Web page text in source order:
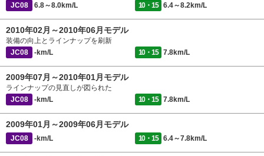
JC08
6.8～8.0km/L 10・15 6.4～8.2km/L
2010年02月～2010年06月モデル
装備の向上とラインナップを刷新
JC08
-km/L 10・15 7.8km/L
2009年07月～2010年01月モデル
ラインナップの見直しが図られた
JC08
-km/L 10・15 7.8km/L
2009年01月～2009年06月モデル
JC08 -km/L 10・15 6.4～7.8km/L